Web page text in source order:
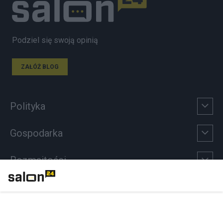
Podziel się swoją opinią
ZAŁÓŻ BLOG
Polityka
Gospodarka
Rozmaitości